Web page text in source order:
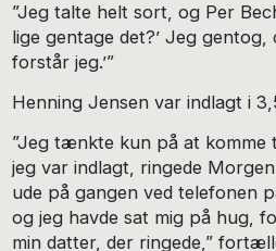
”Jeg talte helt sort, og Per
lige gentage det?’ Jeg gentog,
forstår jeg.’”
Henning Jensen var indlagt i
”Jeg tænkte kun på at komme
jeg var indlagt, ringede
ude på gangen ved telefonen
og jeg havde sat mig på hug,
min datter, der ringede,”